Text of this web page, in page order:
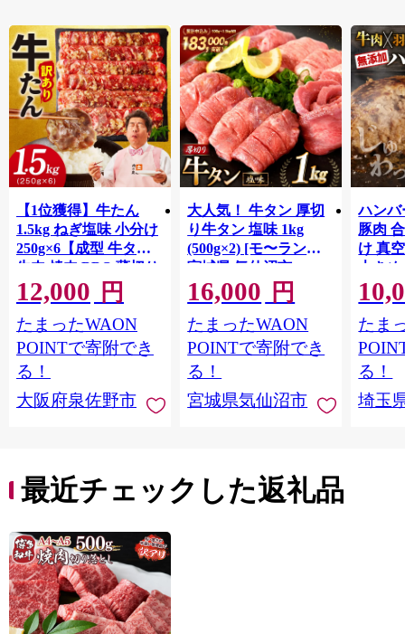
【1位獲得】牛たん
1.5kg ねぎ塩味 小分け
250g×6【成型 牛タン
牛肉 焼肉 BBQ 薄切り
ぎゅうたん スライス
訳あり サイズ不揃
い】 G4721
12,000 円
たまったWAON
POINTで寄附でき
る！
大阪府泉佐野市
大人気！ 牛タン 厚切
り牛タン 塩味 1kg
(500g×2) [モ〜ランド
宮城県 気仙沼市
20564660] 肉 牛肉 精肉
牛たん 牛タン塩 牛た
ん塩 冷凍 焼肉 BBQ ア
ウトドア バーベキュ
ー 厚切り タン
16,000 円
たまったWAON
POINTで寄附でき
る！
宮城県気仙沼市
ハンバ
豚肉
け 真
大き
保存
淡路島
ポーク
き肉
ず 惣
まみ
んのお
たま
る！
埼玉
最近チェックした返礼品